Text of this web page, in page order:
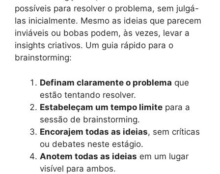
possíveis para resolver o problema, sem julgá-
las inicialmente. Mesmo as ideias que parecem
inviáveis ou bobas podem, às vezes, levar a
insights criativos. Um guia rápido para o
brainstorming:
Definam claramente o problema que
estão tentando resolver.
Estabeleçam um tempo limite para a
sessão de brainstorming.
Encorajem todas as ideias, sem críticas
ou debates neste estágio.
Anotem todas as ideias em um lugar
visível para ambos.